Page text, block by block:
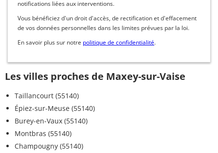
notifications liées aux interventions.
Vous bénéficiez d'un droit d'accès, de rectification et d'effacement
de vos données personnelles dans les limites prévues par la loi.
En savoir plus sur notre politique de confidentialité.
Les villes proches de Maxey-sur-Vaise
Taillancourt (55140)
Épiez-sur-Meuse (55140)
Burey-en-Vaux (55140)
Montbras (55140)
Champougny (55140)